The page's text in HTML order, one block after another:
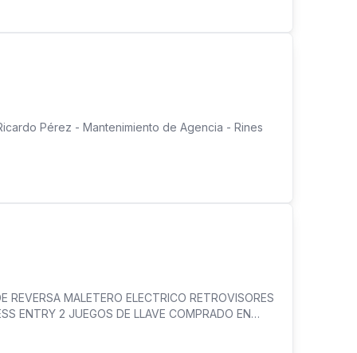
Pérez - Mantenimiento de Agencia - Rines
MALETERO ELECTRICO RETROVISORES
ENTRY 2 JUEGOS DE LLAVE COMPRADO EN
COMPLETO UN SOLO DUEÑO POCO KMS
DE CREDITO** **PRECIO NO INCLUYE